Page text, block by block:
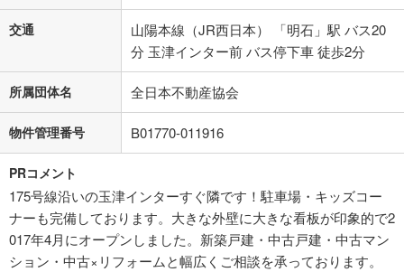
交通
山陽本線（JR西日本） 「明石」駅 バス20
分 玉津インター前 バス停下車 徒歩2分
所属団体名 全日本不動産協会
物件管理番号 B01770-011916
PRコメント
175号線沿いの玉津インターすぐ隣です！駐車場・キッズコー
ナーも完備しております。大きな外壁に大きな看板が印象的で2
017年4月にオープンしました。新築戸建・中古戸建・中古マン
ション・中古×リフォームと幅広くご相談を承っております。